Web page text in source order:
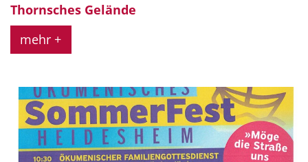
Thornsches Gelände
mehr +